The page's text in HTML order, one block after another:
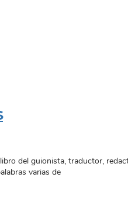
del guionista, traductor,
varias de